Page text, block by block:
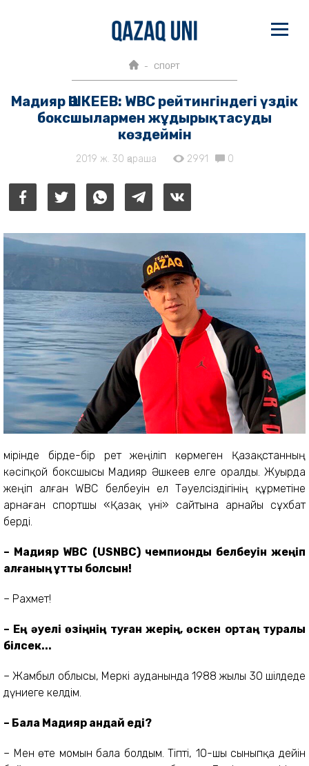
СПОРТ
Мадияр ӘШКЕЕВ: WBC рейтингіндегі үздік
боксшылармен жұдырықтасуды
көздеймін
2019 ж. 30 қараша 2991 0
Өмірінде бірде-бір рет жеңіліп көрмеген Қазақстанның
кәсіпқой боксшысы Мадияр Әшкеев елге оралды. Жуырда
жеңіп алған WBC белбеуін ел Тәуелсіздігінің құрметіне
арнаған спортшы «Қазақ үні» сайтына арнайы сұхбат
берді.
– Мадияр WBC (USNBC) чемпиондық белбеуін жеңіп
алғаның құтты болсын!
– Рахмет!
– Ең әуелі өзіңнің туған жерің, өскен ортаң туралы
білсек...
– Жамбыл облысы, Меркі ауданында 1988 жылы 30 шілдеде
дүниеге келдім.
– Бала Мадияр қандай еді?
– Мен өте момын бала болдым. Тіпті, 10-шы сыныпқа дейін